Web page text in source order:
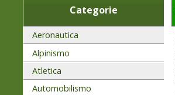
Categorie
Aeronautica
Alpinismo
Atletica
Automobilismo